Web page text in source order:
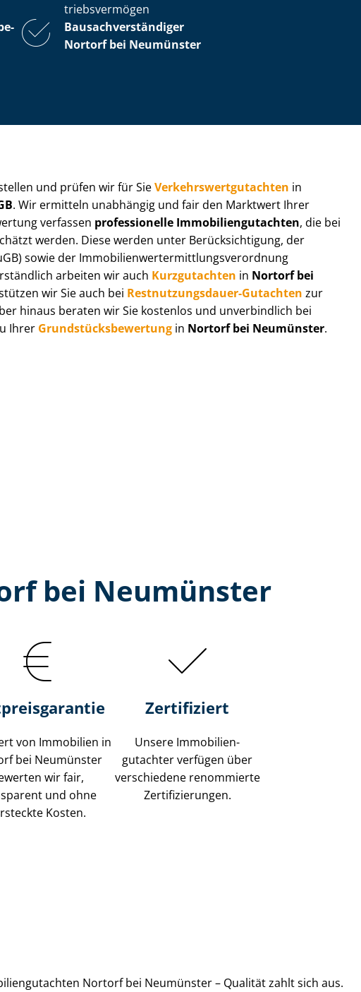
triebs­ver­mö­gen
Bau­sach­ver­stän­di­ger
Nortorf bei Neumünster
und prüfen wir für SieVer­kehrs­wert­gut­ach­ten in
. Wir ermitteln unabhängig und fair den Marktwert Ihrer
verfassen professionelle Im­mo­bi­li­en­gut­ach­ten, die bei
werden. Diese werden unter Be­rück­sich­ti­gung, der
sowie der Im­mo­bi­li­en­wert­ermitt­lungs­ver­ord­nung
arbeiten wir auch Kurzgutachten in Nortorf bei
wir Sie auch bei Rest­nut­zungs­dau­er-Gutachten zur
hinaus beraten wir Sie kostenlos und unverbindlich bei
Ihrer Grund­stücks­be­wer­tung in Nortorf bei Neumünster.
bei Neumünster
von Immobilien in
bei Neumünster
wir fair,
und ohne
Kosten.
Zertifiziert
Unsere Immobilien­
gutachter verfügen über
verschiedene renommierte
Zer­ti­fi­zie­run­gen.
Nortorf bei Neumünster – Qualität zahlt sich aus.